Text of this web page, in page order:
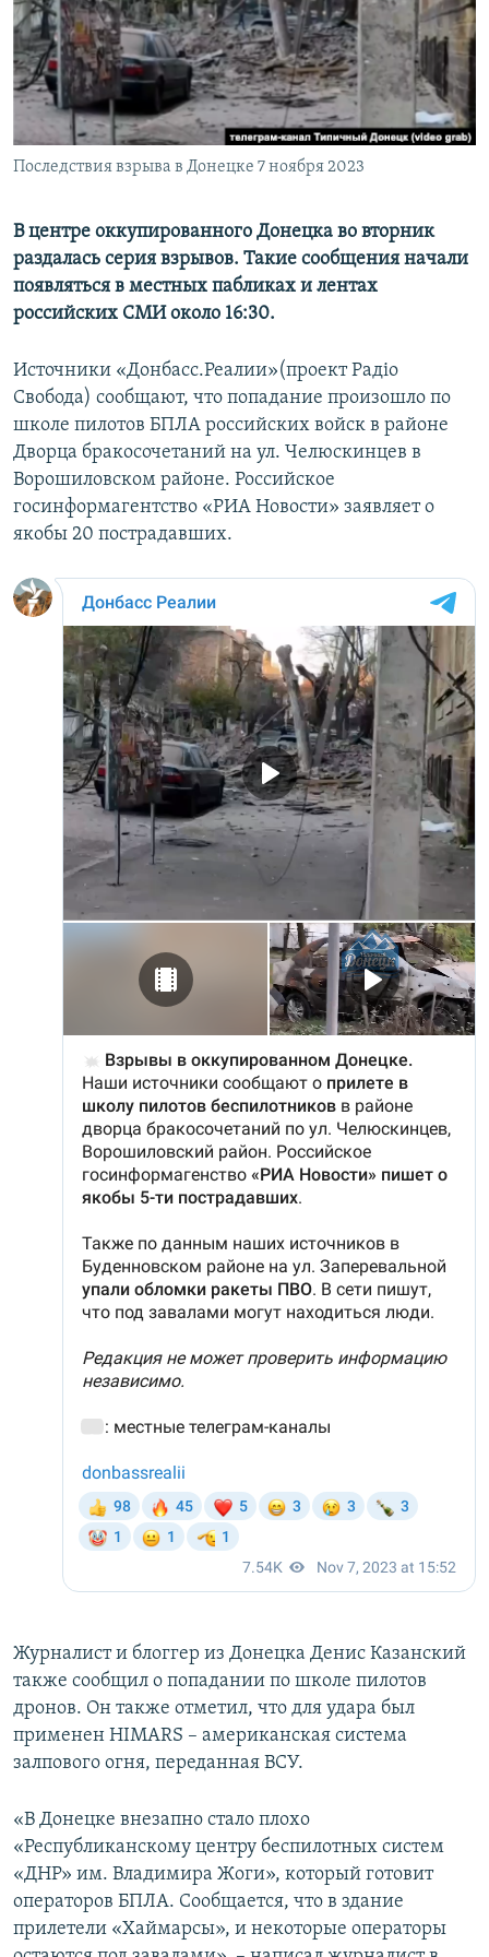
ПОБЕДИТЕЛЕЙ НЕ СУДЯТ?
КРЫМ.НЕПОКОРЕННЫЙ
ELIFBE
УКРАИНСКАЯ ПРОБЛЕМА КРЫМА
ПРИСОЕДИНЯЙТЕСЬ!
Все сайты RFE/RL
Последствия взрыва в Донецке 7 ноября 2023
В центре оккупированного Донецка во вторник
раздалась серия взрывов. Такие сообщения начали
появляться в местных пабликах и лентах
российских СМИ около 16:30.
Источники «Донбасс.Реалии»(проект Радіо
Свобода) сообщают, что попадание произошло по
школе пилотов БПЛА российских войск в районе
Дворца бракосочетаний на ул. Челюскинцев в
Ворошиловском районе. Российское
госинформагентство «РИА Новости» заявляет о
якобы 20 пострадавших.
Журналист и блоггер из Донецка Денис Казанский
также сообщил о попадании по школе пилотов
дронов. Он также отметил, что для удара был
применен HIMARS – американская система
залпового огня, переданная ВСУ.
«В Донецке внезапно стало плохо
«Республиканскому центру беспилотных систем
«ДНР» им. Владимира Жоги», который готовит
операторов БПЛА. Сообщается, что в здание
прилетели «Хаймарсы», и некоторые операторы